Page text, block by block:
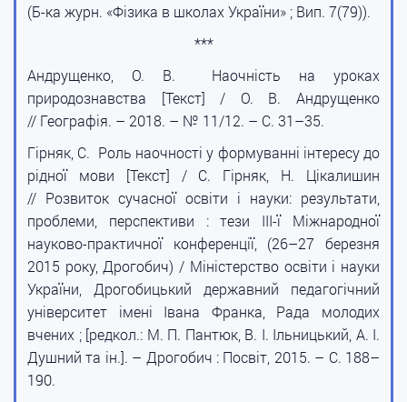
(Б-ка журн. «Фізика в школах України» ; Вип. 7(79)).
***
Андрущенко, О. В. Наочність на уроках
природознавства [Текст] / О. В. Андрущенко
// Географія. – 2018. – № 11/12. – С. 31–35.
Гірняк, С. Роль наочності у формуванні інтересу до
рідної мови [Текст] / С. Гірняк, Н. Цікалишин
// Розвиток сучасної освіти і науки: результати,
проблеми, перспективи : тези III-ї Міжнародної
науково-практичної конференції, (26–27 березня
2015 року, Дрогобич) / Міністерство освіти і науки
України, Дрогобицький державний педагогічний
університет імені Івана Франка, Рада молодих
вчених ; [редкол.: М. П. Пантюк, В. І. Ільницький, А. І.
Душний та ін.]. – Дрогобич : Посвіт, 2015. – С. 188–
190.